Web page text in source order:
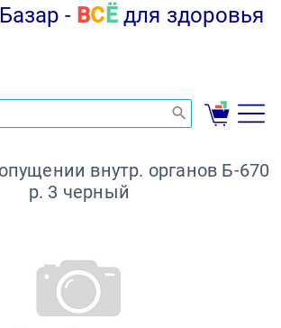
- ВС Ёдля здоровья
внутр. органов Б-670
р. 3 черный